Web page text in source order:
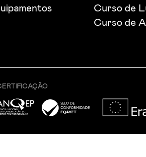
Curso de
Curso de